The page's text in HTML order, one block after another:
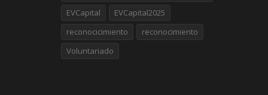
EVCapital
EVCapital2025
reconocicimiento
reconocimiento
Voluntariado